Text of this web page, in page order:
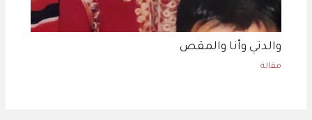
والدتي وأنا والمقص
مقالة